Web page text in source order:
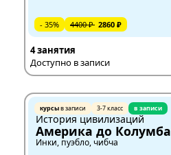
- 35% 4400 ₽ 2860 ₽
4 занятия
Доступно в записи
курсыв записи 3-7 класс в записи
История цивилизаций
Америка до Колумба
Инки, пуэбло, чибча